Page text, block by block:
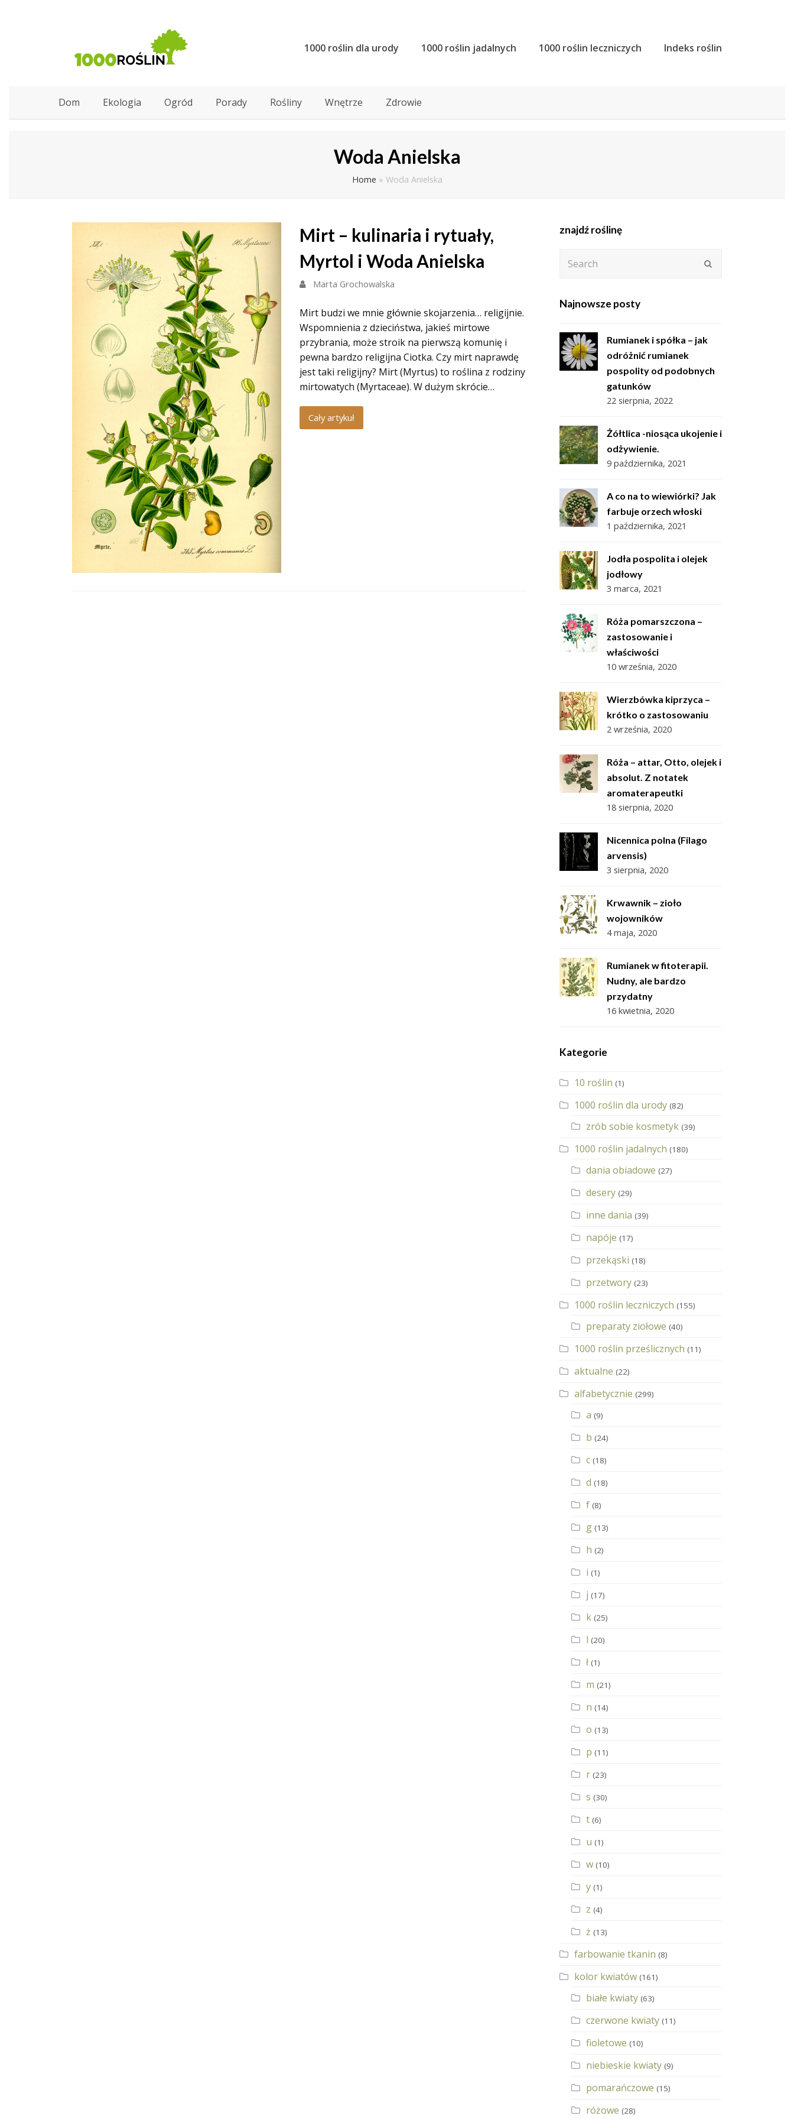
1000 roślin dla urody 1000 roślin jadalnych 1000 roślin leczniczych Indeks roślin
Dom Ekologia Ogród Porady Rośliny Wnętrze Zdrowie
Woda Anielska
Home » Woda Anielska
Mirt – kulinaria i rytuały,
Myrtol i Woda Anielska
Marta Grochowalska
Mirt budzi we mnie głównie skojarzenia… religijnie.
Wspomnienia z dzieciństwa, jakieś mirtowe
przybrania, może stroik na pierwszą komunię i
pewna bardzo religijna Ciotka. Czy mirt naprawdę
jest taki religijny? Mirt (Myrtus) to roślina z rodziny
mirtowatych (Myrtaceae). W dużym skrócie…
Cały artykuł
znajdź roślinę
Najnowsze posty
Rumianek i spółka – jak
odróżnić rumianek
pospolity od podobnych
gatunków
22 sierpnia, 2022
Żółtlica -niosąca ukojenie i
odżywienie.
9 października, 2021
A co na to wiewiórki? Jak
farbuje orzech włoski
1 października, 2021
Jodła pospolita i olejek
jodłowy
3 marca, 2021
Róża pomarszczona –
zastosowanie i
właściwości
10 września, 2020
Wierzbówka kiprzyca –
krótko o zastosowaniu
2 września, 2020
Róża – attar, Otto, olejek i
absolut. Z notatek
aromaterapeutki
18 sierpnia, 2020
Nicennica polna (Filago
arvensis)
3 sierpnia, 2020
Krwawnik – zioło
wojowników
4 maja, 2020
Rumianek w fitoterapii.
Nudny, ale bardzo
przydatny
16 kwietnia, 2020
Kategorie
10 roślin (1)
1000 roślin dla urody (82)
zrób sobie kosmetyk (39)
1000 roślin jadalnych (180)
dania obiadowe (27)
desery (29)
inne dania (39)
napóje (17)
przekąski (18)
przetwory (23)
1000 roślin leczniczych (155)
preparaty ziołowe (40)
1000 roślin prześlicznych (11)
aktualne (22)
alfabetycznie (299)
a (9)
b (24)
c (18)
d (18)
f (8)
g (13)
h (2)
i (1)
j (17)
k (25)
l (20)
ł (1)
m (21)
n (14)
o (13)
p (11)
r (23)
s (30)
t (6)
u (1)
w (10)
y (1)
z (4)
ż (13)
farbowanie tkanin (8)
kolor kwiatów (161)
białe kwiaty (63)
czerwone kwiaty (11)
fioletowe (10)
niebieskie kwiaty (9)
pomarańczowe (15)
różowe (28)